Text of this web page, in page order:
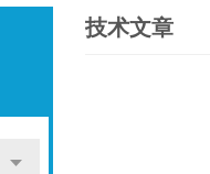
技术文章